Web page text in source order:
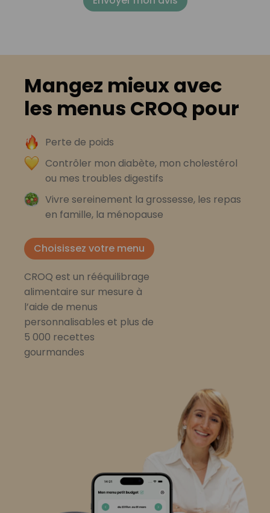
Mangez mieux avec
les menus CROQ pour
Perte de poids
Contrôler mon diabète, mon cholestérol
ou mes troubles digestifs
Vivre sereinement la grossesse, les repas
en famille, la ménopause
Choisissez votre menu
CROQ est un rééquilibrage
alimentaire sur mesure à
l’aide de menus
personnalisables et plus de
5 000 recettes
gourmandes